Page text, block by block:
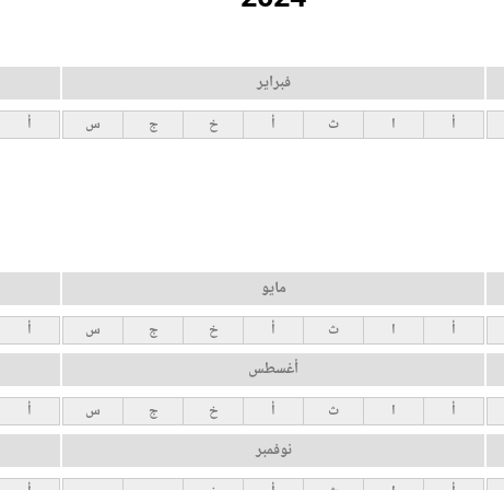
فبراير
أ ا ث أ خ ج س أ
مايو
أ ا ث أ خ ج س أ
أغسطس
أ ا ث أ خ ج س أ
نوفمبر